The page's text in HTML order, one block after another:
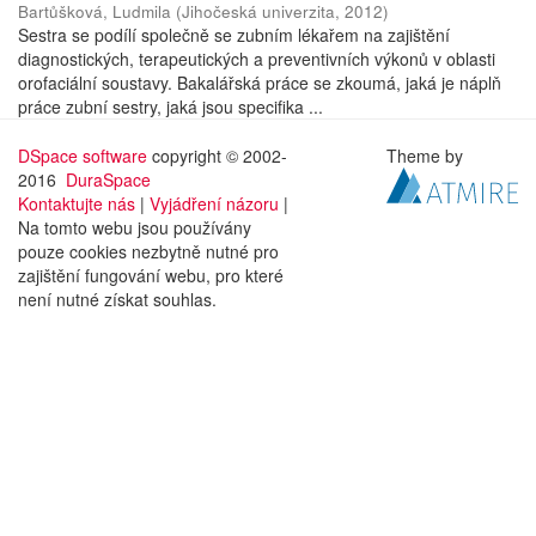
Bartůšková, Ludmila (Jihočeská univerzita, 2012)
Sestra se podílí společně se zubním lékařem na zajištění
diagnostických, terapeutických a preventivních výkonů v oblasti
orofaciální soustavy. Bakalářská práce se zkoumá, jaká je náplň
práce zubní sestry, jaká jsou specifika ...
DSpace software copyright © 2002-
2016 DuraSpace
Kontaktujte nás | Vyjádření názoru |
Na tomto webu jsou používány
pouze cookies nezbytně nutné pro
zajištění fungování webu, pro které
není nutné získat souhlas.
Theme by